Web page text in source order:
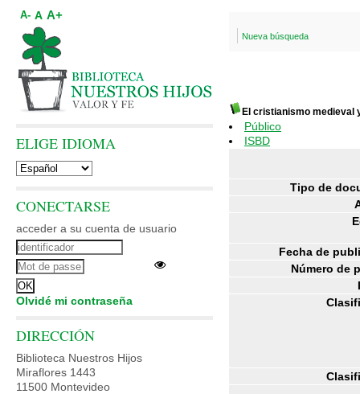
Nueva búsqueda
El cristianismo medieval
Público
ISBD
Tipo de
Fecha de
Número de
A- A A+
ELIGE IDIOMA
CONECTARSE
acceder a su cuenta de usuario
Olvidé mi contraseña
DIRECCIÓN
Biblioteca Nuestros Hijos
Miraflores 1443
11500 Montevideo